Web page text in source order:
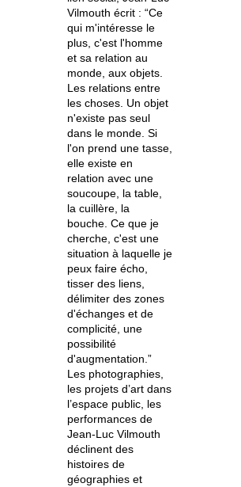
Vilmouth écrit : “Ce
qui m'intéresse le
plus, c'est l'homme
et sa relation au
monde, aux objets.
Les relations entre
les choses. Un objet
n'existe pas seul
dans le monde. Si
l'on prend une tasse,
elle existe en
relation avec une
soucoupe, la table,
la cuillère, la
bouche. Ce que je
cherche, c'est une
situation à laquelle je
peux faire écho,
tisser des liens,
délimiter des zones
d'échanges et de
complicité, une
possibilité
d'augmentation.”
Les photographies,
les projets d’art dans
l’espace public, les
performances de
Jean-Luc Vilmouth
déclinent des
histoires de
géographies et